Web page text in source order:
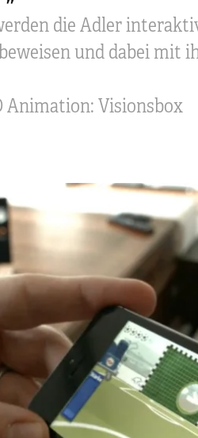
die Adler
und dabei mit
Animation: Visionsbox